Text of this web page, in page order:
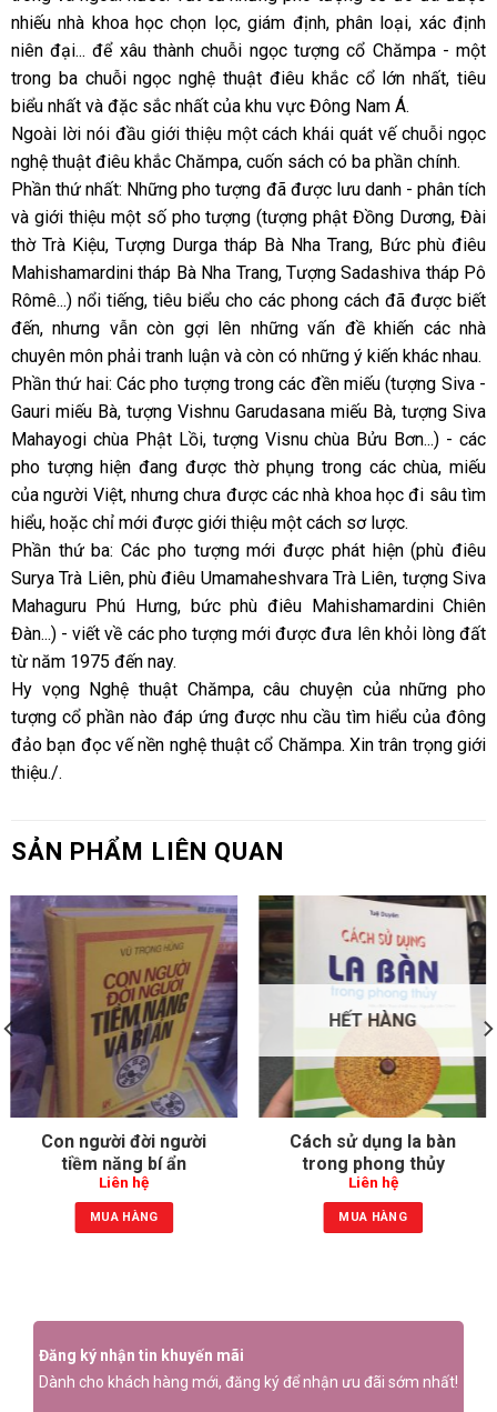
nhiếu nhà khoa học chọn lọc, giám định, phân loại, xác định
niên đại... để xâu thành chuỗi ngọc tượng cổ Chămpa - một
trong ba chuỗi ngọc nghệ thuật điêu khắc cổ lớn nhất, tiêu
biểu nhất và đặc sắc nhất của khu vực Đông Nam Á.
Ngoài lời nói đầu giới thiệu một cách khái quát vế chuỗi ngọc
nghệ thuật điêu khắc Chămpa, cuốn sách có ba phần chính.
Phần thứ nhất: Những pho tượng đã được lưu danh - phân tích
và giới thiệu một số pho tượng (tượng phật Đồng Dương, Đài
thờ Trà Kiệu, Tượng Durga tháp Bà Nha Trang, Bức phù điêu
Mahishamardini tháp Bà Nha Trang, Tượng Sadashiva tháp Pô
Rômê...) nổi tiếng, tiêu biểu cho các phong cách đã được biết
đến, nhưng vẫn còn gợi lên những vấn đề khiến các nhà
chuyên môn phải tranh luận và còn có những ý kiến khác nhau.
Phần thứ hai: Các pho tượng trong các đền miếu (tượng Siva -
Gauri miếu Bà, tượng Vishnu Garudasana miếu Bà, tượng Siva
Mahayogi chùa Phật Lồi, tượng Visnu chùa Bửu Bơn...) - các
pho tượng hiện đang được thờ phụng trong các chùa, miếu
của người Việt, nhưng chưa được các nhà khoa học đi sâu tìm
hiểu, hoặc chỉ mới được giới thiệu một cách sơ lược.
Phần thứ ba: Các pho tượng mới được phát hiện (phù điêu
Surya Trà Liên, phù điêu Umamaheshvara Trà Liên, tượng Siva
Mahaguru Phú Hưng, bức phù điêu Mahishamardini Chiên
Đàn...) - viết về các pho tượng mới được đưa lên khỏi lòng đất
từ năm 1975 đến nay.
Hy vọng Nghệ thuật Chămpa, câu chuyện của những pho
tượng cổ phần nào đáp ứng được nhu cầu tìm hiểu của đông
đảo bạn đọc vế nền nghệ thuật cổ Chămpa. Xin trân trọng giới
thiệu./.
SẢN PHẨM LIÊN QUAN
Con người đời người
tiềm năng bí ẩn
Liên hệ
MUA HÀNG
HẾT HÀNG
Cách sử dụng la bàn
trong phong thủy
Liên hệ
MUA HÀNG
Đăng ký nhận tin khuyến mãi
Dành cho khách hàng mới, đăng ký để nhận ưu đãi sớm nhất!